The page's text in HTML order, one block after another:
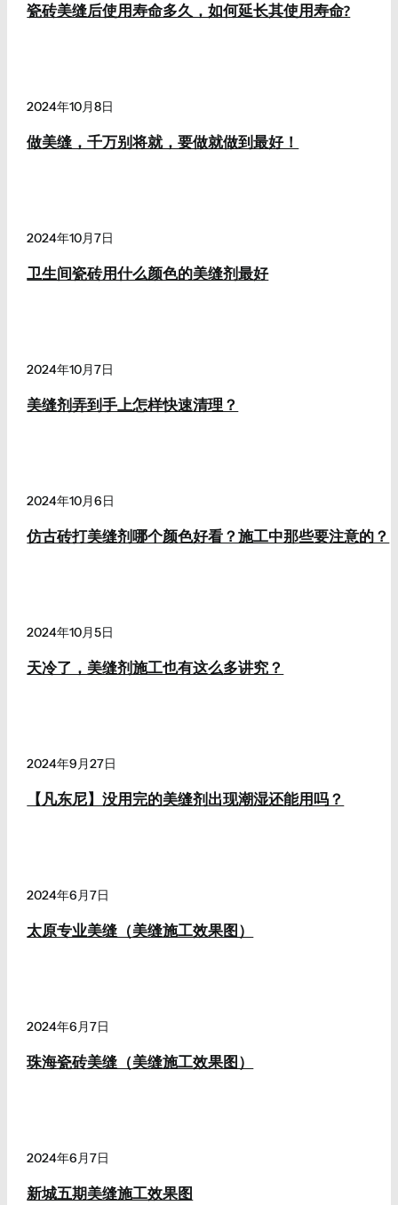
瓷砖美缝后使用寿命多久，如何延长其使用寿命?
2024年10月8日
做美缝，千万别将就，要做就做到最好！
2024年10月7日
卫生间瓷砖用什么颜色的美缝剂最好
2024年10月7日
美缝剂弄到手上怎样快速清理？
2024年10月6日
仿古砖打美缝剂哪个颜色好看？施工中那些要注意的？
2024年10月5日
天冷了，美缝剂施工也有这么多讲究？
2024年9月27日
【凡东尼】没用完的美缝剂出现潮湿还能用吗？
2024年6月7日
太原专业美缝（美缝施工效果图）
2024年6月7日
珠海瓷砖美缝（美缝施工效果图）
2024年6月7日
新城五期美缝施工效果图